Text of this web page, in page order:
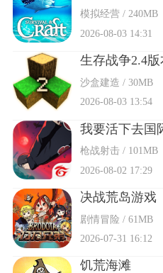
模拟经营 / 240MB
2026-08-03 14:31
生存战争2.4版
沙盒建造 / 30MB
2026-08-03 13:54
我要活下去国
枪战射击 / 101MB
2026-08-02 17:29
决战荒岛游戏
剧情冒险 / 61MB
2026-07-31 16:12
饥荒海滩